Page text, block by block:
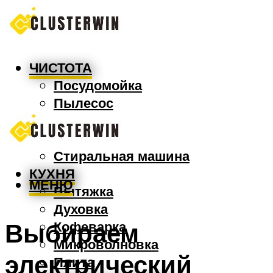
ЧИСТОТА
Посудомойка
Пылесос
Утюг
Швабра
Стиральная машина
КУХНЯ
Вытяжка
Духовка
Кофеварка
Микроволновка
Плита
МЕНЮ
Выбираем
электрический